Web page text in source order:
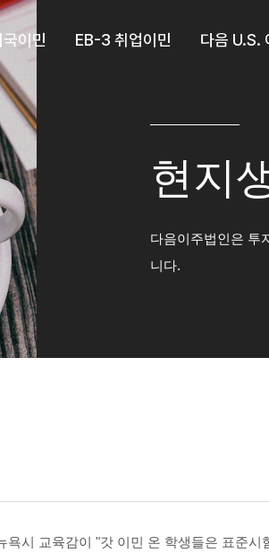
국이민 EB-3 취업이민 다음 U.S.
현지
다음이주법인은 투
니다.
시 교육감이 "갓 이민 온 학생들은 표준